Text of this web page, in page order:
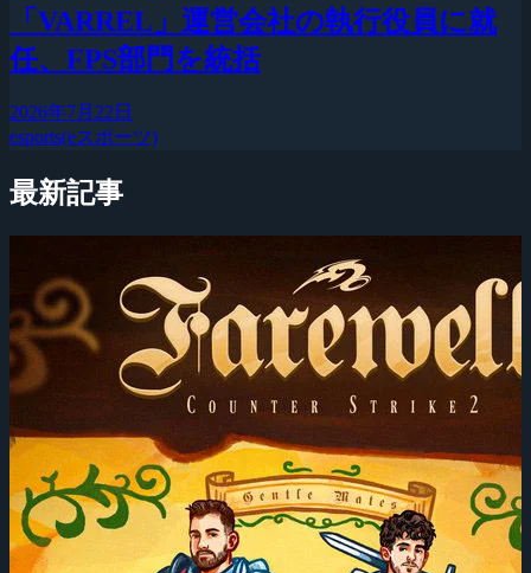
「VARREL」運営会社の執行役員に就
任、FPS部門を統括
2026年7月22日
esports(eスポーツ)
最新記事